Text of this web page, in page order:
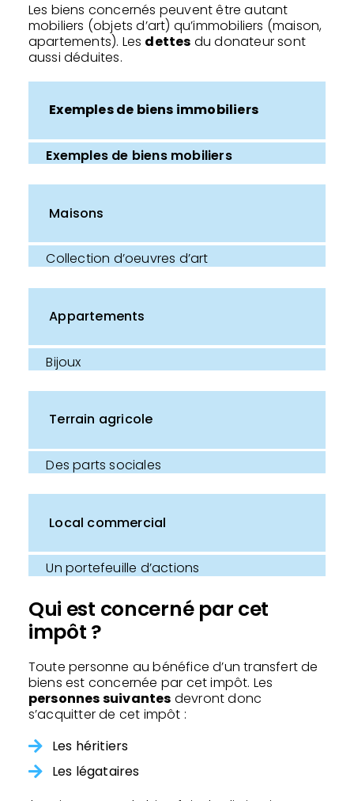
Les biens concernés peuvent être autant
mobiliers (objets d’art) qu’immobiliers (maison,
apartements). Les dettes du donateur sont
aussi déduites.
Exemples de biens immobiliers
Exemples de biens mobiliers
Maisons
Collection d’oeuvres d’art
Appartements
Bijoux
Terrain agricole
Des parts sociales
Local commercial
Un portefeuille d’actions
Qui est concerné par cet
impôt ?
Toute personne au bénéfice d’un transfert de
biens est concernée par cet impôt. Les
personnes suivantes devront donc
s’acquitter de cet impôt :
Les héritiers
Les légataires